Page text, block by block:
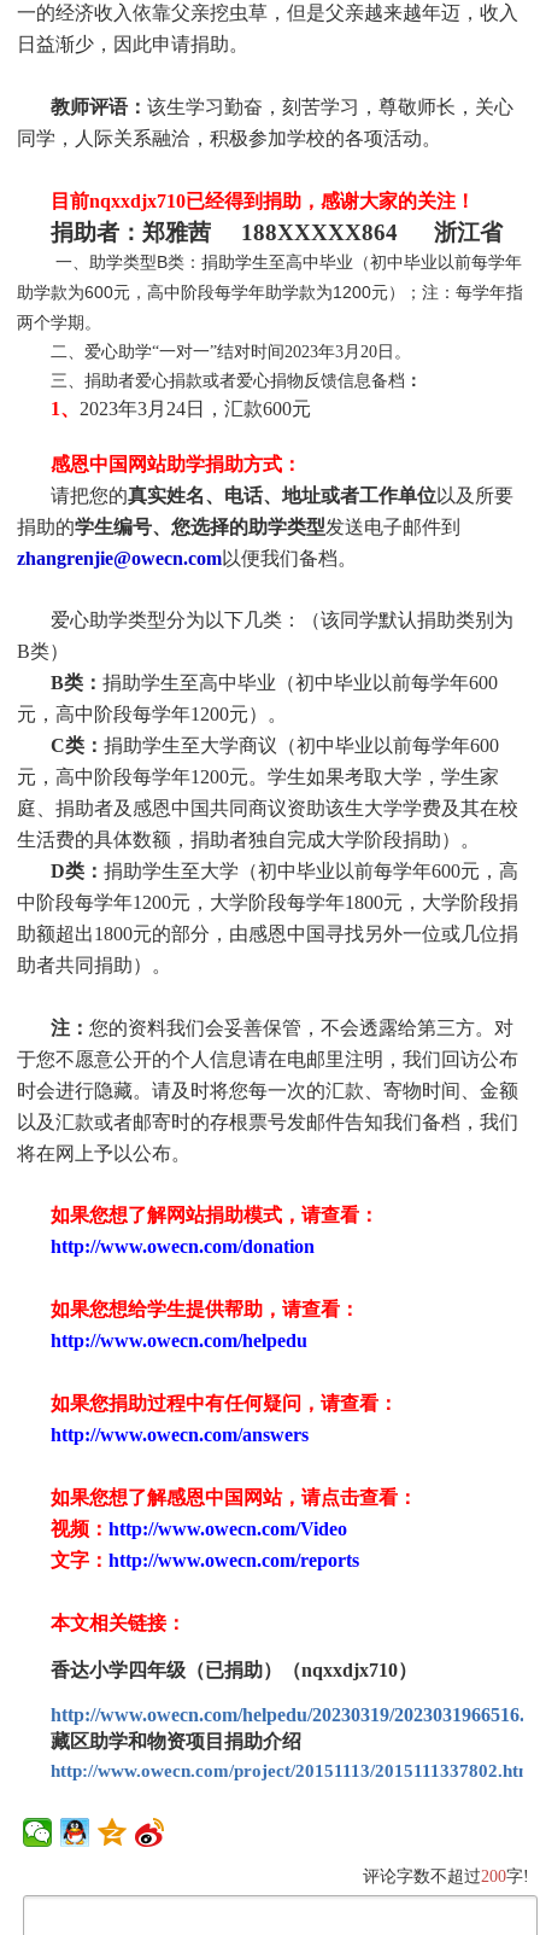
一的经济收入依靠父亲挖虫草，但是父亲越来越年迈，收入
日益渐少，因此申请捐助。
教师评语： 该生学习勤奋，刻苦学习，尊敬师长，关心
同学，人际关系融洽，积极参加学校的各项活动。
目前nqxxdjx710已经得到捐助，感谢大家的关注！
捐助者：郑雅茜 188XXXXX864 浙江省
一、助学类型B类：捐助学生至高中毕业（初中毕业以前每学年
助学款为600元，高中阶段每学年助学款为1200元）；注：每学年指
两个学期。
二、爱心助学“一对一”结对时间2023年3月20日。
三、捐助者爱心捐款或者爱心捐物反馈信息备档 ：
1、 2023年3月24日，汇款600元
感恩中国网站助学捐助方式：
请把您的真实姓名、电话、地址或者工作单位以及所要
捐助的学生编号、您选择的助学类型发送电子邮件到
zhangrenjie@owecn.com以便我们备档。
爱心助学类型分为以下几类：（该同学默认捐助类别为
B类）
B类： 捐助学生至高中毕业（初中毕业以前每学年600
元，高中阶段每学年1200元）。
C类： 捐助学生至大学商议（初中毕业以前每学年600
元，高中阶段每学年1200元。 学生如果考取大学， 学生家
庭、捐助者及感恩中国共同商议资助该生大学学费及其在校
生活费的具体数额，捐助者独自完成大学阶段捐助）。
D类： 捐助学生至大学（初中毕业以前每学年600元，高
中阶段每学年1200元，大学阶段每学年1800元，大学阶段捐
助额超出1800元的部分，由感恩中国寻找另外一位或几位捐
助者共同捐助）。
注： 您的资料我们会妥善保管，不会透露给第三方。对
于您不愿意公开的个人信息请在电邮里注明，我们回访公布
时会进行隐藏。请及时将您每一次的汇款、寄物时间、金额
以及汇款或者邮寄时的存根票号发邮件告知我们备档，我们
将在网上予以公布。
如果您想了解网站捐助模式，请查看：
http://www.owecn.com/donation
如果您想给学生提供帮助，请查看：
http://www.owecn.com/helpedu
如果您捐助过程中有任何疑问，请查看：
http://www.owecn.com/answers
如果您想了解感恩中国网站，请点击查看：
视频： http://www.owecn.com/Video
文字： http://www.owecn.com/reports
本文相关链接：
香达小学四年级（已捐助）（nqxxdjx710）
http://www.owecn.com/helpedu/20230319/
藏区助学和物资项目捐助介绍
http://www.owecn.com/project/20151113/2015111337802.html
评论字数不超过200字!